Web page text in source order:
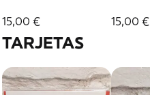
15,00 € 15,00 €
TARJETAS